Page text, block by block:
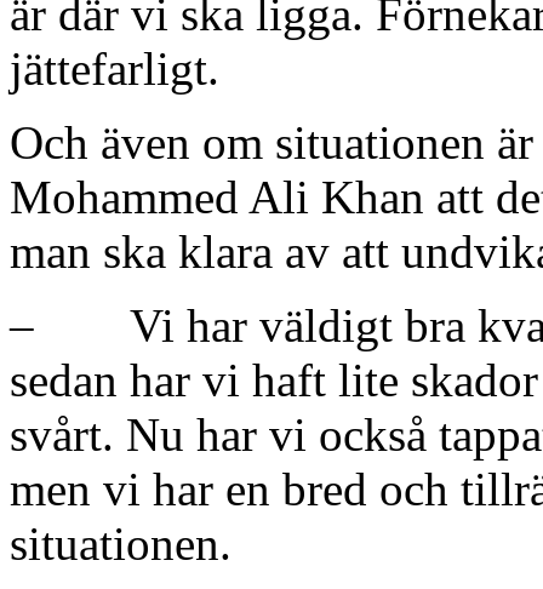
är där vi ska ligga.
jättefarligt.
Och även om situationen
Mohammed Ali Khan att
man ska klara av att
– Vi har väldigt bra
sedan har vi haft lite
svårt. Nu har vi också
men vi har en bred och
situationen.